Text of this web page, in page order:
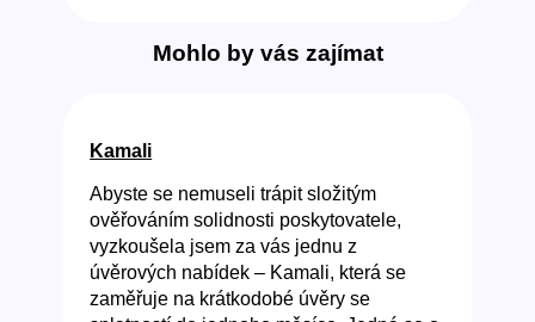
Mohlo by vás zajímat
Kamali
Abyste se nemuseli trápit složitým
ověřováním solidnosti poskytovatele,
vyzkoušela jsem za vás jednu z
úvěrových nabídek – Kamali, která se
zaměřuje na krátkodobé úvěry se